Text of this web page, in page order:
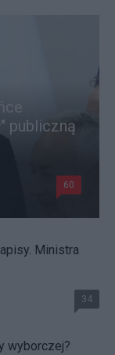
publiczną
60
Ministra
34
wyborczej?